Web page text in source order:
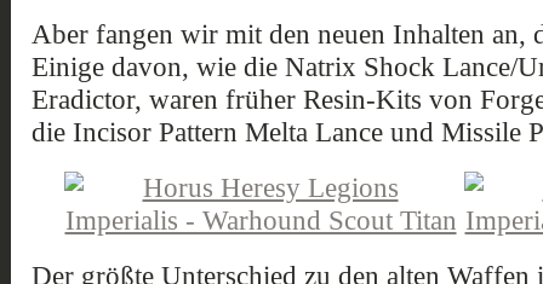
Aber fangen wir mit den neuen Inhalten an,
Einige davon, wie die Natrix Shock Lance/
Eradictor, waren früher Resin-Kits von
die Incisor Pattern Melta Lance und Missile
Der größte Unterschied zu den alten Waffen